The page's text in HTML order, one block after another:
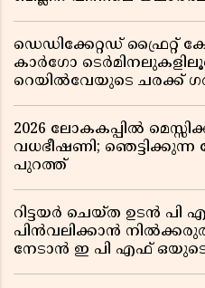
ഡെഡിക്കേറ്റഡ്
കാർഗോ
റെയിൽവേയുടെ ചരക്ക്
2026 ലോകകപ്പിൽ
വധഭീഷണി;
പുറത്ത്
റിട്ടയർ ചെയ്ത ഉടൻ
പിൻവലിക്കാൻ
നേടാൻ ഇ പി എഫ് ഒയുടെ